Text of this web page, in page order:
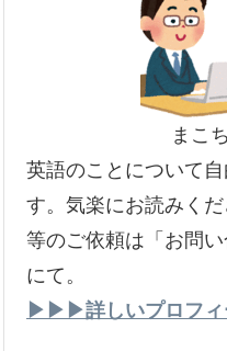
まこ
英語のことについて
す。気楽にお読みく
等のご依頼は「お問
にて。
▶▶▶詳しいプロフィ